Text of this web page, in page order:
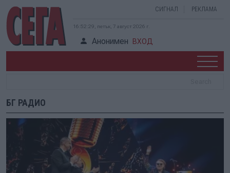
СИГНАЛ РЕКЛАМА
16:52:29, петък, 7 август 2026 г.
Анонимен ВХОД
БГ РАДИО